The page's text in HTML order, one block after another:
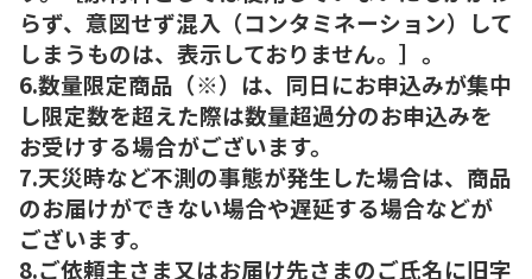
らず、意図せず混入（コンタミネーション）して
しまうものは、表示しておりません。］。
6.数量限定商品（※）は、同日にお申込みが集中
し限定数を超えた際は数量超過分のお申込みを
お受けする場合がございます。
7.天災時など不測の事態が発生した場合は、商品
のお届けができない場合や遅延する場合などが
ございます。
8.ご依頼主さま又はお届け先さまのご氏名に旧字